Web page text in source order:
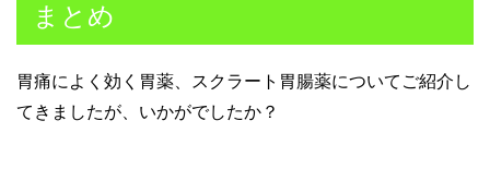
まとめ
胃痛によく効く胃薬、スクラート胃腸薬についてご紹介し
てきましたが、いかがでしたか？